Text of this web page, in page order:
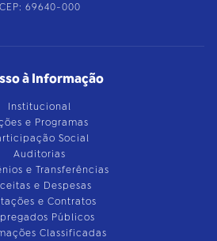
CEP: 69640-000
à Informação
Institucional
e Programas
Social
Auditorias
e Transferências
e Despesas
e Contratos
Públicos
Classificadas